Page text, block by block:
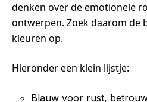
denken over de emotionele
ontwerpen. Zoek daarom de
kleuren op.
Hieronder een klein lijstje:
Blauw voor rust,